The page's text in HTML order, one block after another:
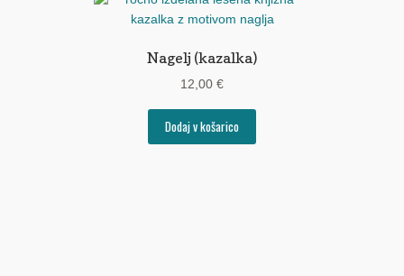
Nagelj (kazalka)
12,00 €
Dodaj v košarico